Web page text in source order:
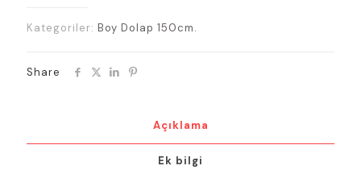
Kategoriler: Boy Dolap 150cm.
Share
Açıklama
Ek bilgi